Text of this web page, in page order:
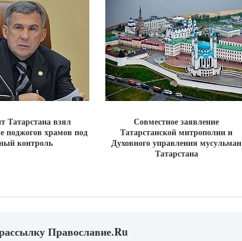
Татарстана взял
поджогов храмов под
контроль
Совместное заявление
Татарстанской митрополии и
Духовного управления мусульман
Татарстана
Православие.Ru